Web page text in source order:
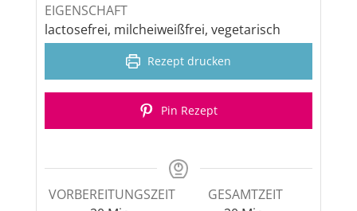
EIGENSCHAFT
lactosefrei, milcheiweißfrei, vegetarisch
Rezept drucken
Pin Rezept
VORBEREITUNGSZEIT
GESAMTZEIT